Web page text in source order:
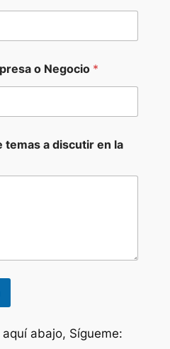
o Negocio *
temas a discutir en la
abajo, Sígueme: